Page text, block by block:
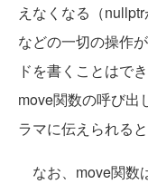
えなくなる（
などの一切の操作
ドを書くことはで
move関数の呼び出
ラマに伝えられる
なお、move関数